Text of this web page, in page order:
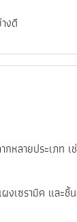
งดี
ลายประเภท
เซรามิค และชิ้